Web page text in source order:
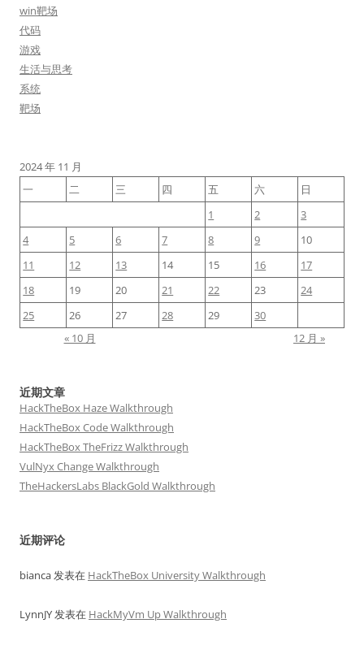
win靶场
代码
游戏
生活与思考
系统
靶场
2024 年 11 月
一
二 三 四 五 六
日
1
2
3
4
5 6 7 8 9
10
11
12 13 14 15 16
17
18
19 20 21 22 23
24
25
26 27 28 29
30
« 10 月
12 月 »
近期文章
HackTheBox Haze Walkthrough
HackTheBox Code Walkthrough
HackTheBox TheFrizz Walkthrough
VulNyx Change Walkthrough
TheHackersLabs BlackGold Walkthrough
近期评论
bianca发表在 HackTheBox University Walkthrough
LynnJY发表在 HackMyVm Up Walkthrough